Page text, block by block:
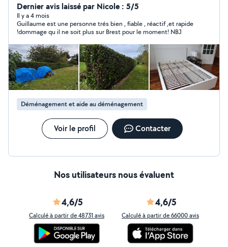
meuble sur Brest et alentours. Je propose également
mes services de petit jardinage, taille de haie,
débroussaillage, tonte de pelouse. Expérience,
motivation et sérieux garanti ! Je peux également
mettre à votre disposition si besoin, une seconde
personne (ou plus). Je me tiens à votre disposition pour
toutes informations complémentaires.
Dernier avis laissé par Nicole : 5/5
Il y a 4 mois
Guillaume est une personne trés bien , fiable , réactif ,et rapide
!dommage qu il ne soit plus sur Brest pour le moment! NBJ
Déménagement et aide au déménagement
Voir le profil Contacter
Nos utilisateurs nous évaluent
4,6/5
Calculé à partir de 48731 avis
4,6/5
Calculé à partir de 66000 avis